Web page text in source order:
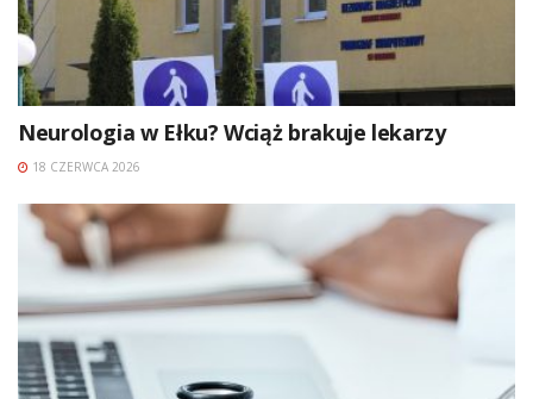
Neurologia w Ełku? Wciąż brakuje lekarzy
18 CZERWCA 2026